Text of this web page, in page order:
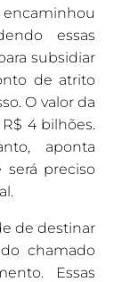
essas
subsidiar
de atrito
O valor da
4 bilhões.
aponta
será preciso
de destinar
chamado
Essas